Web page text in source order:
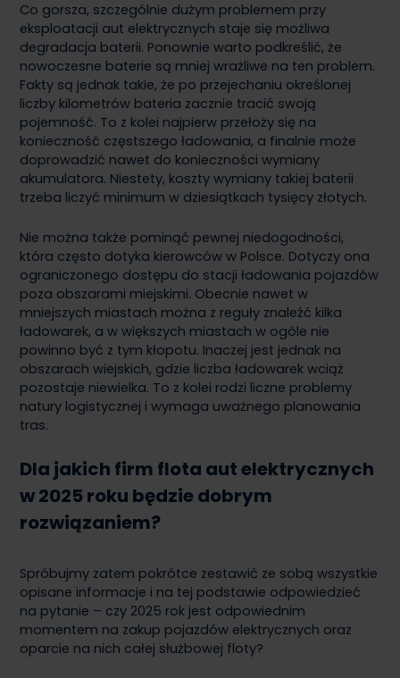
Co gorsza, szczególnie dużym problemem przy
eksploatacji aut elektrycznych staje się możliwa
degradacja baterii. Ponownie warto podkreślić, że
nowoczesne baterie są mniej wrażliwe na ten problem.
Fakty są jednak takie, że po przejechaniu określonej
liczby kilometrów bateria zacznie tracić swoją
pojemność. To z kolei najpierw przełoży się na
konieczność częstszego ładowania, a finalnie może
doprowadzić nawet do konieczności wymiany
akumulatora. Niestety, koszty wymiany takiej baterii
trzeba liczyć minimum w dziesiątkach tysięcy złotych.
Nie można także pominąć pewnej niedogodności,
która często dotyka kierowców w Polsce. Dotyczy ona
ograniczonego dostępu do stacji ładowania pojazdów
poza obszarami miejskimi. Obecnie nawet w
mniejszych miastach można z reguły znaleźć kilka
ładowarek, a w większych miastach w ogóle nie
powinno być z tym kłopotu. Inaczej jest jednak na
obszarach wiejskich, gdzie liczba ładowarek wciąż
pozostaje niewielka. To z kolei rodzi liczne problemy
natury logistycznej i wymaga uważnego planowania
tras.
Dla jakich firm flota aut elektrycznych
w 2025 roku będzie dobrym
rozwiązaniem?
Spróbujmy zatem pokrótce zestawić ze sobą wszystkie
opisane informacje i na tej podstawie odpowiedzieć
na pytanie – czy 2025 rok jest odpowiednim
momentem na zakup pojazdów elektrycznych oraz
oparcie na nich całej służbowej floty?